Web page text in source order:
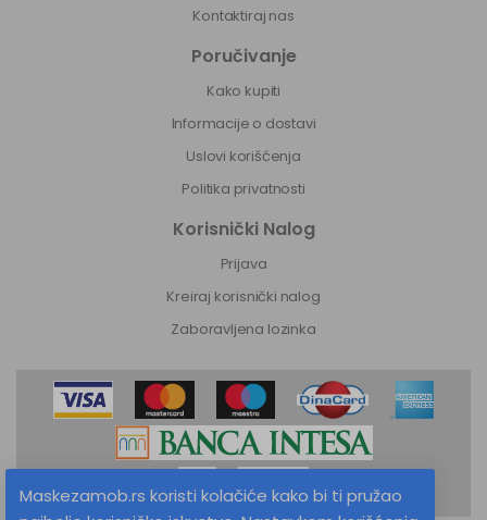
Maskezamob.rs koristi kolačiće kako bi ti pružao
Kontaktiraj nas
Poručivanje
Kako kupiti
Informacije o dostavi
Uslovi korišćenja
Politika privatnosti
Korisnički Nalog
Prijava
Kreiraj korisnički nalog
Zaboravljena lozinka